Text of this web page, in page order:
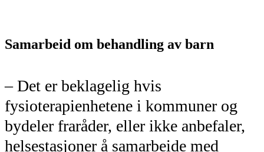
Samarbeid om behandling av barn
– Det er beklagelig hvis
fysioterapienhetene i kommuner og
bydeler fraråder, eller ikke anbefaler,
helsestasjoner å samarbeide med